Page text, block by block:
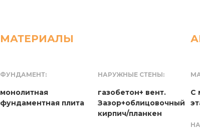
МАТЕРИАЛЫ
ФУНДАМЕНТ:
монолитная
фундаментная плита
НАРУЖНЫЕ СТЕНЫ:
газобетон+ вент.
Зазор+облицовочный
кирпич/планкен
С